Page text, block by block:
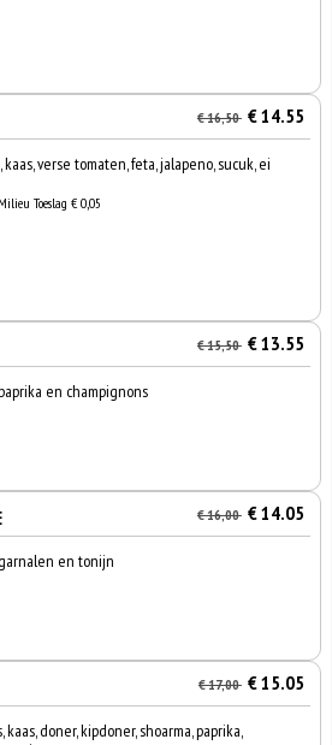
€ 16,50 € 14.55
verse tomaten, feta, jalapeno, sucuk, ei
Toeslag € 0,05
€ 15,50 € 13.55
en champignons
€ 16,00 € 14.05
en tonijn
€ 17,00 € 15.05
kaas, doner, kipdoner, shoarma, paprika,